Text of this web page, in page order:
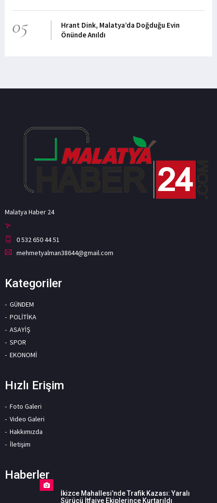
05
Hrant Dink, Malatya’da Doğduğu Evin
Önünde Anıldı
Malatya Haber 24
0 532 650 44 51
mehmetyalman38644@gmail.com
Kategoriler
GÜNDEM
POLİTİKA
ASAYİŞ
SPOR
EKONOMİ
Hızlı Erişim
Foto Galeri
Video Galeri
Hakkımızda
İletişim
Haberler
İkizce Mahallesi’nde Trafik Kazası: Yaralı
Sürücü İtfaiye Ekiplerince Kurtarıldı